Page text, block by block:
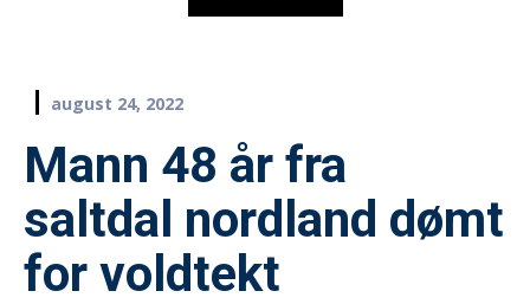
august 24, 2022
Mann 48 år fra
saltdal nordland dømt
for voldtekt